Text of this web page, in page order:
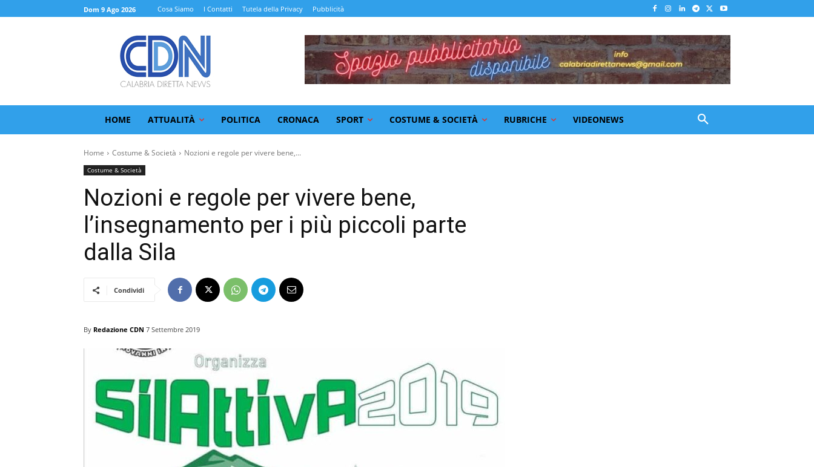
Dom 9 Ago 2026 Cosa Siamo I Contatti Tutela della Privacy Pubblicità
HOME ATTUALITÀ POLITICA CRONACA SPORT COSTUME & SOCIETÀ RUBRICHE VIDEONEWS
Home Costume & Società Nozioni e regole per vivere bene,...
Costume & Società
Nozioni e regole per vivere bene,
l’insegnamento per i più piccoli parte
dalla Sila
Condividi
By Redazione CDN 7 Settembre 2019